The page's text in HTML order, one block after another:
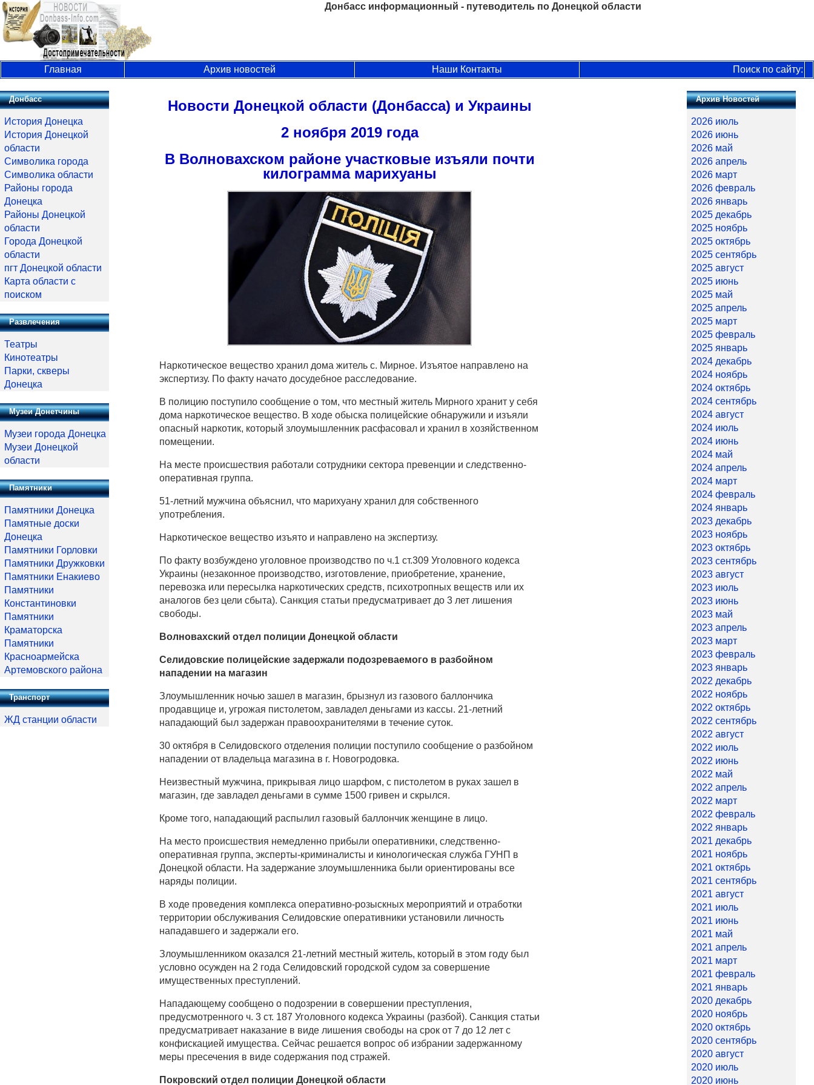
Донбасс информационный - путеводитель по Донецкой области
Главная Архив новостей Наши Контакты Поиск по сайту:
Новости Донецкой области (Донбасса) и Украины
2 ноября 2019 года
В Волновахском районе участковые изъяли почти
килограмма марихуаны
Наркотическое вещество хранил дома житель с. Мирное. Изъятое направлено на
экспертизу. По факту начато досудебное расследование.
В полицию поступило сообщение о том, что местный житель Мирного хранит у себя
дома наркотическое вещество. В ходе обыска полицейские обнаружили и изъяли
опасный наркотик, который злоумышленник расфасовал и хранил в хозяйственном
помещении.
На месте происшествия работали сотрудники сектора превенции и следственно-
оперативная группа.
51-летний мужчина объяснил, что марихуану хранил для собственного
употребления.
Наркотическое вещество изъято и направлено на экспертизу.
По факту возбуждено уголовное производство по ч.1 ст.309 Уголовного кодекса
Украины (незаконное производство, изготовление, приобретение, хранение,
перевозка или пересылка наркотических средств, психотропных веществ или их
аналогов без цели сбыта). Санкция статьи предусматривает до 3 лет лишения
свободы.
Волновахский отдел полиции Донецкой области
Селидовские полицейские задержали подозреваемого в разбойном
нападении на магазин
Злоумышленник ночью зашел в магазин, брызнул из газового баллончика
продавщице и, угрожая пистолетом, завладел деньгами из кассы. 21-летний
нападающий был задержан правоохранителями в течение суток.
30 октября в Селидовского отделения полиции поступило сообщение о разбойном
нападении от владельца магазина в г. Новогродовка.
Неизвестный мужчина, прикрывая лицо шарфом, с пистолетом в руках зашел в
магазин, где завладел деньгами в сумме 1500 гривен и скрылся.
Кроме того, нападающий распылил газовый баллончик женщине в лицо.
На место происшествия немедленно прибыли оперативники, следственно-
оперативная группа, эксперты-криминалисты и кинологическая служба ГУНП в
Донецкой области. На задержание злоумышленника были ориентированы все
наряды полиции.
В ходе проведения комплекса оперативно-розыскных мероприятий и отработки
территории обслуживания Селидовские оперативники установили личность
нападавшего и задержали его.
Злоумышленником оказался 21-летний местный житель, который в этом году был
условно осужден на 2 года Селидовский городской судом за совершение
имущественных преступлений.
Нападающему сообщено о подозрении в совершении преступления,
предусмотренного ч. 3 ст. 187 Уголовного кодекса Украины (разбой). Санкция статьи
предусматривает наказание в виде лишения свободы на срок от 7 до 12 лет с
конфискацией имущества. Сейчас решается вопрос об избрании задержанному
меры пресечения в виде содержания под стражей.
Покровский отдел полиции Донецкой области
Донбасс
История Донецка
История Донецкой
области
Символика города
Символика области
Районы города
Донецка
Районы Донецкой
области
Города Донецкой
области
пгт Донецкой области
Карта области с
поиском
Развлечения
Театры
Кинотеатры
Парки, скверы
Донецка
Музеи Донетчины
Музеи города Донецка
Музеи Донецкой
области
Памятники
Памятники Донецка
Памятные доски
Донецка
Памятники Горловки
Памятники Дружковки
Памятники Енакиево
Памятники
Константиновки
Памятники
Краматорска
Памятники
Красноармейска
Артемовского района
Транспорт
ЖД станции области
Архив Новостей
2026 июль
2026 июнь
2026 май
2026 апрель
2026 март
2026 февраль
2026 январь
2025 декабрь
2025 ноябрь
2025 октябрь
2025 сентябрь
2025 август
2025 июнь
2025 май
2025 апрель
2025 март
2025 февраль
2025 январь
2024 декабрь
2024 ноябрь
2024 октябрь
2024 сентябрь
2024 август
2024 июль
2024 июнь
2024 май
2024 апрель
2024 март
2024 февраль
2024 январь
2023 декабрь
2023 ноябрь
2023 октябрь
2023 сентябрь
2023 август
2023 июль
2023 июнь
2023 май
2023 апрель
2023 март
2023 февраль
2023 январь
2022 декабрь
2022 ноябрь
2022 октябрь
2022 сентябрь
2022 август
2022 июль
2022 июнь
2022 май
2022 апрель
2022 март
2022 февраль
2022 январь
2021 декабрь
2021 ноябрь
2021 октябрь
2021 сентябрь
2021 август
2021 июль
2021 июнь
2021 май
2021 апрель
2021 март
2021 февраль
2021 январь
2020 декабрь
2020 ноябрь
2020 октябрь
2020 сентябрь
2020 август
2020 июль
2020 июнь